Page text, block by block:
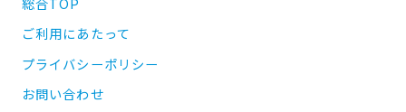
ご利用にあたって
プライバシーポリシー
お問い合わせ